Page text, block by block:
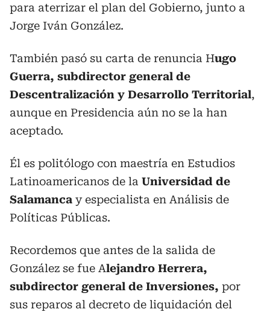
para aterrizar el plan del Gobierno, junto a
Jorge Iván González.
También pasó su carta de renuncia Hugo
Guerra, subdirector general de
Descentralización y Desarrollo Territorial,
aunque en Presidencia aún no se la han
aceptado.
Él es politólogo con maestría en Estudios
Latinoamericanos de la Universidad de
Salamanca y especialista en Análisis de
Políticas Públicas.
Recordemos que antes de la salida de
González se fue Alejandro Herrera,
subdirector general de Inversiones, por
sus reparos al decreto de liquidación del